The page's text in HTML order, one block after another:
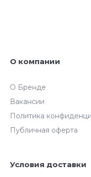
О компании
О Бренде
Вакансии
Политика
Публичная оферта
Условия доставки